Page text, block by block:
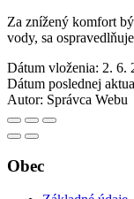
Za znížený komfort
vody, sa
Dátum vloženia: 2. 6.
Dátum poslednej
Autor: Správca Webu
Obec